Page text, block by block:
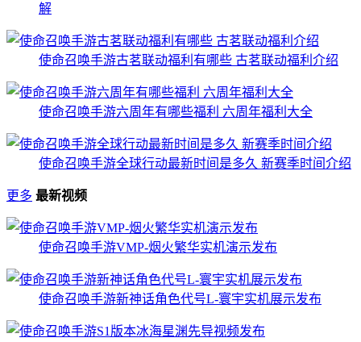
解
使命召唤手游古茗联动福利有哪些 古茗联动福利介绍
使命召唤手游六周年有哪些福利 六周年福利大全
使命召唤手游全球行动最新时间是多久 新赛季时间介绍
更多 最新视频
使命召唤手游VMP-烟火繁华实机演示发布
使命召唤手游新神话角色代号L-寰宇实机展示发布